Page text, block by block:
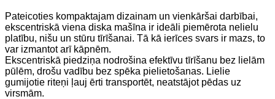
Pateicoties kompaktajam dizainam un vienkāršai darbībai,
ekscentriskā viena diska mašīna ir ideāli piemērota nelielu
platību, nišu un stūru tīrīšanai. Tā kā ierīces svars ir mazs, to
var izmantot arī kāpnēm.
Ekscentriskā piedziņa nodrošina efektīvu tīrīšanu bez lielām
pūlēm, drošu vadību bez spēka pielietošanas. Lielie
gumijotie riteņi ļauj ērti transportēt, neatstājot pēdas uz
virsmām.